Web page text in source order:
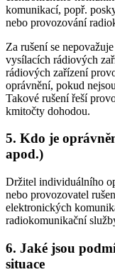
komunikací, popř.
nebo provozování
Za rušení se
vysílacích rádiových
rádiových zařízení
oprávnění, pokud
Takové rušení řeší
kmitočty dohodou.
5. Kdo je
apod.)
Držitel individuálního
nebo provozovatel
elektronických
radiokomunikační
6. Jaké jsou
situace